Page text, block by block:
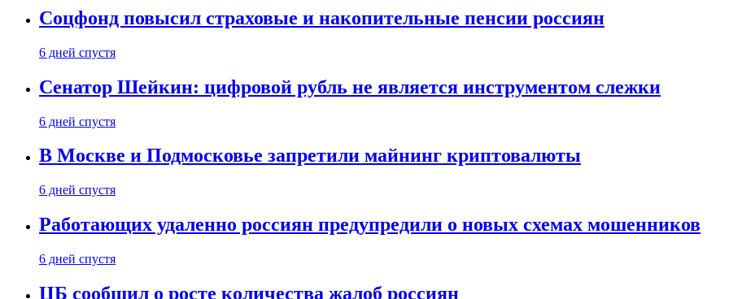
Соцфонд повысил страховые и накопительные пенсии россиян
6 дней спустя
Сенатор Шейкин: цифровой рубль не является инструментом слежки
6 дней спустя
В Москве и Подмосковье запретили майнинг криптовалюты
6 дней спустя
Работающих удаленно россиян предупредили о новых схемах мошенников
6 дней спустя
ЦБ сообщил о росте количества жалоб россиян